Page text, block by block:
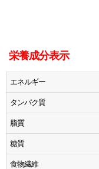
栄養成分表示
エネルギー
タンパク質
脂質
糖質
食物繊維